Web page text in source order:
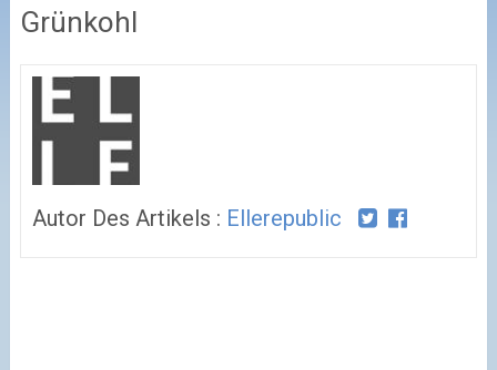
Grünkohl
Autor Des Artikels : Ellerepublic